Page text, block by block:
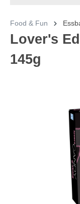
Food & Fun
Lover's
145g